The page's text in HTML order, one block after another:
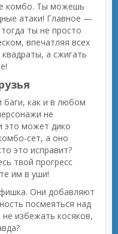
комбо. Ты можешь
атаки! Главное —
ты не просто
впечатляя всех
а сжигать
баги, как и в любом
не
это может дико
сет, а оно
это исправит?
твой прогресс
им в уши!
Они добавляют
посмеяться над
избежать косяков,